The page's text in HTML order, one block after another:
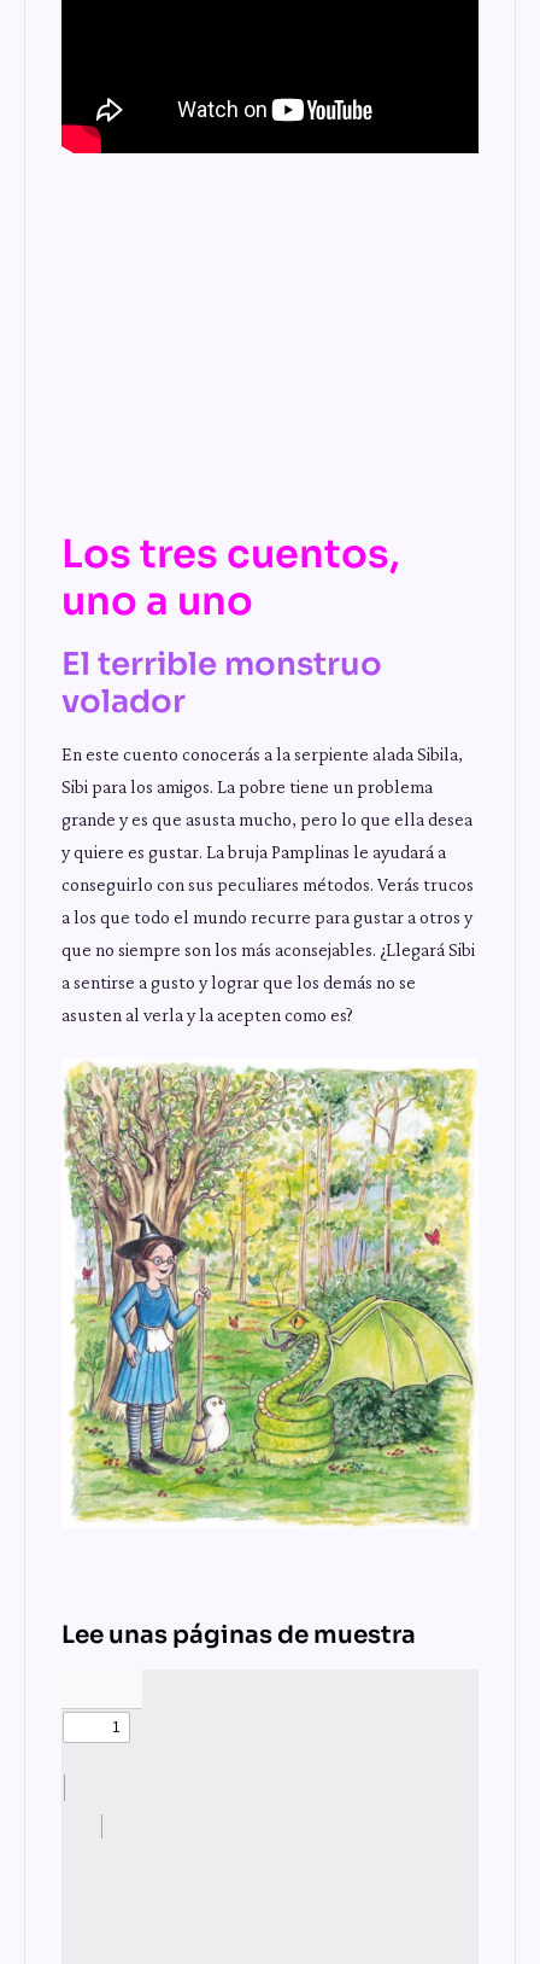
Los tres cuentos,
uno a uno
El terrible monstruo
volador
En este cuento conocerás a la serpiente alada Sibila,
Sibi para los amigos. La pobre tiene un problema
grande y es que asusta mucho, pero lo que ella desea
y quiere es gustar. La bruja Pamplinas le ayudará a
conseguirlo con sus peculiares métodos. Verás trucos
a los que todo el mundo recurre para gustar a otros y
que no siempre son los más aconsejables. ¿Llegará Sibi
a sentirse a gusto y lograr que los demás no se
asusten al verla y la acepten como es?
Lee unas páginas de muestra